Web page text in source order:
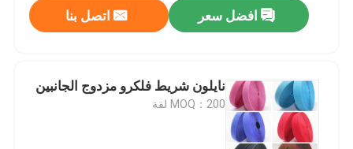
افضل سعر اتصل بنا
نايلون شريط فلكرو مزدوج الجانبين
MOQ：200 لفة